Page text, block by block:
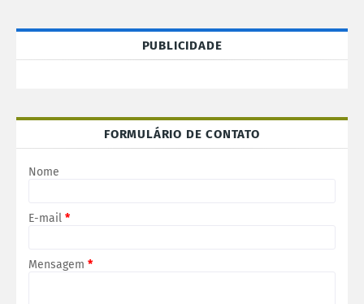
PUBLICIDADE
FORMULÁRIO DE CONTATO
Nome
E-mail *
Mensagem *